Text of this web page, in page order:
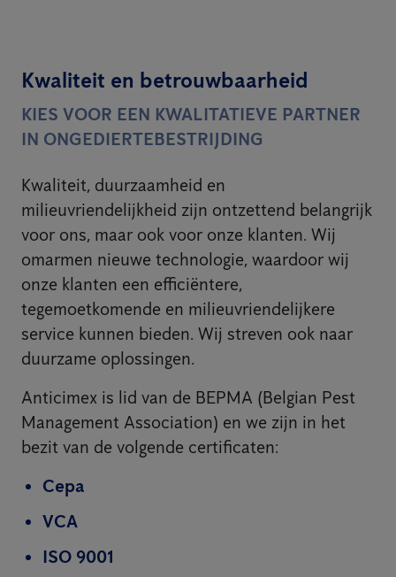
Kwaliteit en betrouwbaarheid
KIES VOOR EEN KWALITATIEVE PARTNER
IN ONGEDIERTEBESTRIJDING
Kwaliteit, duurzaamheid en
milieuvriendelijkheid zijn ontzettend belangrijk
voor ons, maar ook voor onze klanten. Wij
omarmen nieuwe technologie, waardoor wij
onze klanten een efficiëntere,
tegemoetkomende en milieuvriendelijkere
service kunnen bieden. Wij streven ook naar
duurzame oplossingen.
Anticimex is lid van de BEPMA (Belgian Pest
Management Association) en we zijn in het
bezit van de volgende certificaten:
Cepa
VCA
ISO 9001